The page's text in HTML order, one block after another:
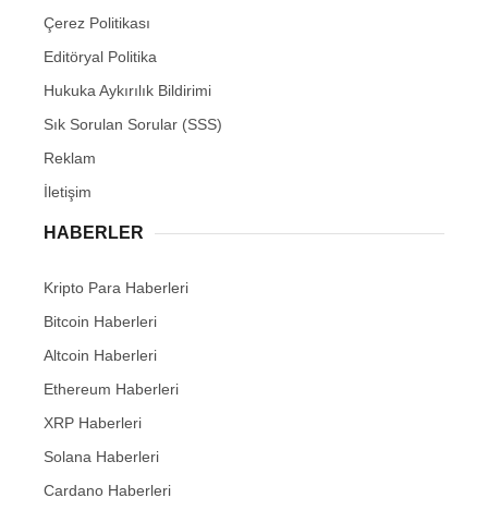
Çerez Politikası
Editöryal Politika
Hukuka Aykırılık Bildirimi
Sık Sorulan Sorular (SSS)
Reklam
İletişim
HABERLER
Kripto Para Haberleri
Bitcoin Haberleri
Altcoin Haberleri
Ethereum Haberleri
XRP Haberleri
Solana Haberleri
Cardano Haberleri